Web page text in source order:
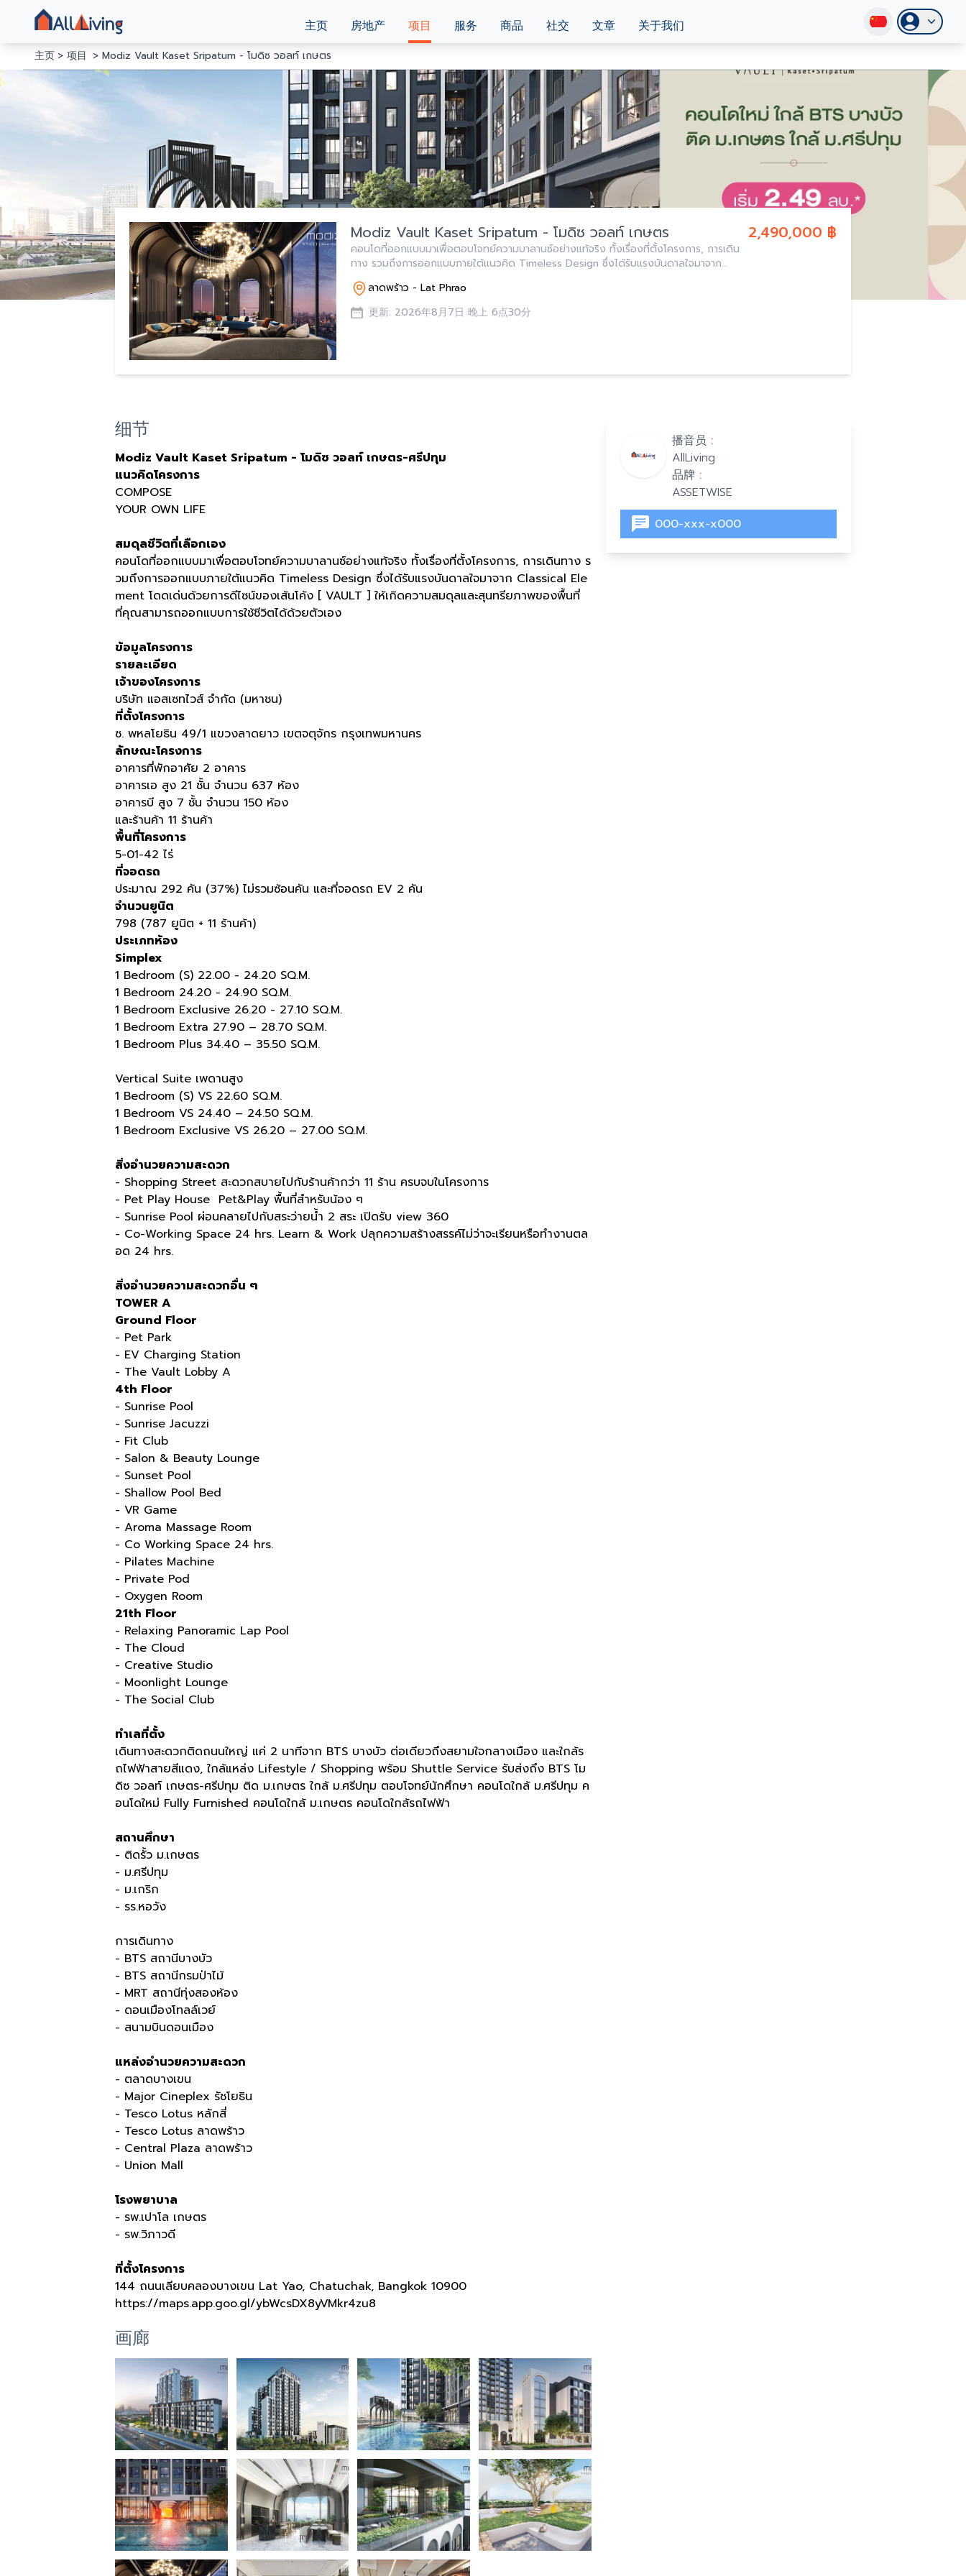
主页 房地产 项目 服务 商品 社交 文章 关于我们
主页 项目 Modiz Vault Kaset Sripatum - โมดิซ วอลท์ เกษตร
2,490,000 ฿
Modiz Vault Kaset Sripatum - โมดิซ วอลท์ เกษตร
คอนโดที่ออกแบบมาเพื่อตอบโจทย์ความบาลานซ์อย่างแท้จริง ทั้งเรื่องที่ตั้งโครงการ, การเดิน
ทาง รวมถึงการออกแบบภายใต้แนวคิด Timeless Design ซึ่งได้รับแรงบันดาลใจมาจาก
Classical Element
ลาดพร้าว - Lat Phrao
更新: 2026年8月7日 晚上 6点30分
细节
Modiz Vault Kaset Sripatum - โมดิซ วอลท์ เกษตร-ศรีปทุม
แนวคิดโครงการ
COMPOSE
YOUR OWN LIFE
สมดุลชีวิตที่เลือกเอง
คอนโดที่ออกแบบมาเพื่อตอบโจทย์ความบาลานซ์อย่างแท้จริง ทั้งเรื่องที่ตั้งโครงการ, การเดินทาง ร
วมถึงการออกแบบภายใต้แนวคิด Timeless Design ซึ่งได้รับแรงบันดาลใจมาจาก Classical Ele
ment โดดเด่นด้วยการดีไซน์ของเส้นโค้ง [ VAULT ]ให้เกิดความสมดุลและสุนทรียภาพของพื้นที่
ที่คุณสามารถออกแบบการใช้ชีวิตได้ด้วยตัวเอง
ข้อมูลโครงการ
รายละเอียด
เจ้าของโครงการ
บริษัท แอสเซทไวส์ จำกัด (มหาชน)
ที่ตั้งโครงการ
ซ. พหลโยธิน 49/1 แขวงลาดยาว เขตจตุจักร กรุงเทพมหานคร
ลักษณะโครงการ
อาคารที่พักอาศัย 2 อาคาร
อาคารเอ สูง 21 ชั้น จำนวน 637 ห้อง
อาคารบี สูง 7 ชั้น จำนวน 150 ห้อง
และร้านค้า 11 ร้านค้า
พื้นที่โครงการ
5-01-42 ไร่
ที่จอดรถ
ประมาณ 292 คัน (37%) ไม่รวมซ้อนคัน และที่จอดรถ EV 2 คัน
จำนวนยูนิต
798 (787 ยูนิต + 11 ร้านค้า)
ประเภทห้อง
Simplex
1 Bedroom (S) 22.00 - 24.20 SQ.M.
1 Bedroom 24.20 - 24.90 SQ.M.
1 Bedroom Exclusive 26.20 - 27.10 SQ.M.
1 Bedroom Extra 27.90 – 28.70 SQ.M.
1 Bedroom Plus 34.40 – 35.50 SQ.M.
Vertical Suite เพดานสูง
1 Bedroom (S) VS 22.60 SQ.M.
1 Bedroom VS 24.40 – 24.50 SQ.M.
1 Bedroom Exclusive VS 26.20 – 27.00 SQ.M.
สิ่งอำนวยความสะดวก
- Shopping Street สะดวกสบายไปกับร้านค้ากว่า 11 ร้าน ครบจบในโครงการ
- Pet Play House Pet&Play พื้นที่สำหรับน้อง ๆ
- Sunrise Pool ผ่อนคลายไปกับสระว่ายน้ำ 2 สระ เปิดรับ view 360
- Co-Working Space 24 hrs. Learn & Work ปลุกความสร้างสรรค์ไม่ว่าจะเรียนหรือทำงานตล
อด 24 hrs.
สิ่งอำนวยความสะดวกอื่น ๆ
TOWER A
Ground Floor
- Pet Park
- EV Charging Station
- The Vault Lobby A
4th Floor
- Sunrise Pool
- Sunrise Jacuzzi
- Fit Club
- Salon & Beauty Lounge
- Sunset Pool
- Shallow Pool Bed
- VR Game
- Aroma Massage Room
- Co Working Space 24 hrs.
- Pilates Machine
- Private Pod
- Oxygen Room
21th Floor
- Relaxing Panoramic Lap Pool
- The Cloud
- Creative Studio
- Moonlight Lounge
- The Social Club
ทำเลที่ตั้ง
เดินทางสะดวกติดถนนใหญ่ แค่ 2 นาทีจาก BTS บางบัว ต่อเดียวถึงสยามใจกลางเมือง และใกล้ร
ถไฟฟ้าสายสีแดง,ใกล้แหล่ง Lifestyle / Shopping พร้อม Shuttle Service รับส่งถึง BTS โม
ดิซ วอลท์ เกษตร-ศรีปทุม ติด ม.เกษตร ใกล้ ม.ศรีปทุม ตอบโจทย์นักศึกษา คอนโดใกล้ ม.ศรีปทุม ค
อนโดใหม่ Fully Furnished คอนโดใกล้ ม.เกษตร คอนโดใกล้รถไฟฟ้า
สถานศึกษา
- ติดรั้ว ม.เกษตร
- ม.ศรีปทุม
- ม.เกริก
- รร.หอวัง
การเดินทาง
- BTS สถานีบางบัว
- BTS สถานีกรมป่าไม้
- MRT สถานีทุ่งสองห้อง
- ดอนเมืองโทลล์เวย์
- สนามบินดอนเมือง
แหล่งอำนวยความสะดวก
- ตลาดบางเขน
- Major Cineplex รัชโยธิน
- Tesco Lotus หลักสี่
- Tesco Lotus ลาดพร้าว
- Central Plaza ลาดพร้าว
- Union Mall
โรงพยาบาล
- รพ.เปาโล เกษตร
- รพ.วิภาวดี
ที่ตั้งโครงการ
144 ถนนเลียบคลองบางเขน Lat Yao, Chatuchak, Bangkok 10900
https://maps.app.goo.gl/ybWcsDX8yVMkr4zu8
画廊
播音员 :
AllLiving
品牌 :
ASSETWISE
000-xxx-x000